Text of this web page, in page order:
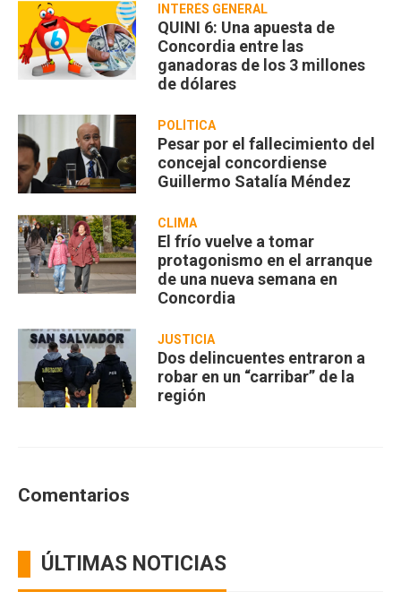
INTERÉS GENERAL
QUINI 6: Una apuesta de
Concordia entre las
ganadoras de los 3 millones
de dólares
POLÍTICA
Pesar por el fallecimiento del
concejal concordiense
Guillermo Satalía Méndez
CLIMA
El frío vuelve a tomar
protagonismo en el arranque
de una nueva semana en
Concordia
JUSTICIA
Dos delincuentes entraron a
robar en un “carribar” de la
región
Comentarios
ÚLTIMAS NOTICIAS